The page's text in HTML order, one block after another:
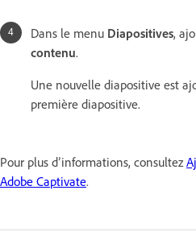
Dans le menu Diapositives,
contenu.
Une nouvelle diapositive est
première diapositive.
Pour plus d’informations, consultez
Adobe Captivate.